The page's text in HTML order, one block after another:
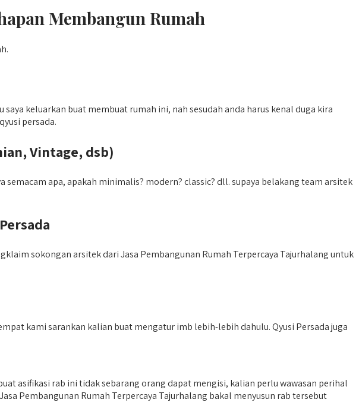
Membangun Rumah
keluarkan buat membuat rumah ini, nah sesudah anda harus kenal duga kira
persada.
Vintage, dsb)
apa, apakah minimalis? modern? classic? dll. supaya belakang team arsitek
sokongan arsitek dari Jasa Pembangunan Rumah Terpercaya Tajurhalang untuk
kami sarankan kalian buat mengatur imb lebih-lebih dahulu. Qyusi Persada juga
asifikasi rab ini tidak sebarang orang dapat mengisi, kalian perlu wawasan perihal
Pembangunan Rumah Terpercaya Tajurhalang bakal menyusun rab tersebut